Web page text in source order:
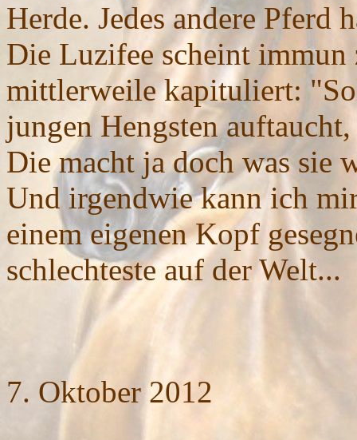
Herde. Jedes andere Pferd
Die Luzifee scheint
mittlerweile kapituliert:
jungen Hengsten
Die macht ja doch was sie
Und irgendwie kann ich
einem eigenen Kopf
schlechteste auf der Welt...
7. Oktober 2012